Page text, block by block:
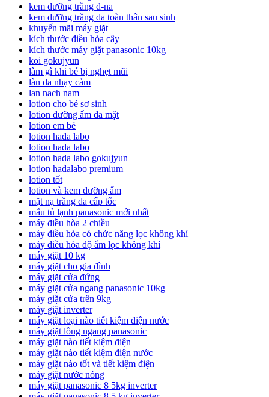
kem dưỡng trắng d-na
kem dưỡng trắng da toàn thân sau sinh
khuyến mãi máy giặt
kích thước điều hòa cây
kích thước máy giặt panasonic 10kg
koi gokujyun
làm gì khi bé bị nghẹt mũi
làn da nhạy cảm
lan nach nam
lotion cho bé sơ sinh
lotion dưỡng ẩm da mặt
lotion em bé
lotion hada labo
lotion hada labo
lotion hada labo gokujyun
lotion hadalabo premium
lotion tốt
lotion và kem dưỡng ẩm
mặt nạ trắng da cấp tốc
mẫu tủ lạnh panasonic mới nhất
máy điều hòa 2 chiều
máy điều hòa có chức năng lọc không khí
máy điều hòa độ ẩm lọc không khí
máy giặt 10 kg
máy giặt cho gia đình
máy giặt cửa đứng
máy giặt cửa ngang panasonic 10kg
máy giặt cửa trên 9kg
máy giặt inverter
máy giặt loại nào tiết kiệm điện nước
máy giặt lồng ngang panasonic
máy giặt nào tiết kiệm điện
máy giặt nào tiết kiệm điện nước
máy giặt nào tốt và tiết kiệm điện
máy giặt nước nóng
máy giặt panasonic 8 5kg inverter